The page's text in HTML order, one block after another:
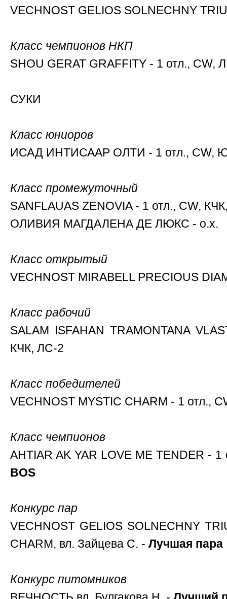
VECHNOST GELIOS SOLNECHNY
Класс чемпионов НКП
SHOU GERAT GRAFFITY - 1 отл., CW,
СУКИ
Класс юниоров
ИСАД ИНТИСААР ОЛТИ - 1 отл., CW,
Класс промежуточный
SANFLAUAS ZENOVIA - 1 отл., CW,
ОЛИВИЯ МАГДАЛЕНА ДЕ ЛЮКС - о.х.
Класс открытый
VECHNOST MIRABELL PRECIOUS
Класс рабочий
SALAM ISFAHAN TRAMONTANA
КЧК, ЛС-2
Класс победителей
VECHNOST MYSTIC CHARM - 1 отл.,
Класс чемпионов
AHTIAR AK YAR LOVE ME TENDER -
BOS
Конкурс пар
VECHNOST GELIOS SOLNECHNY
CHARM, вл. Зайцева С. - Лучшая пара
Конкурс питомников